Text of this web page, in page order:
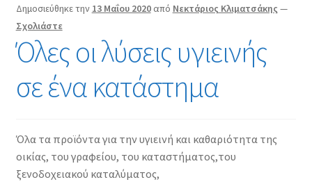
Δημοσιεύθηκε την 13 Μαΐου 2020 από Νεκτάριος Κλιματσάκης —
Σχολιάστε
Όλες οι λύσεις υγιεινής
σε ένα κατάστημα
Όλα τα προϊόντα για την υγιεινή και καθαριότητα της
οικίας, του γραφείου, του καταστήματος,του
ξενοδοχειακού καταλύματος,